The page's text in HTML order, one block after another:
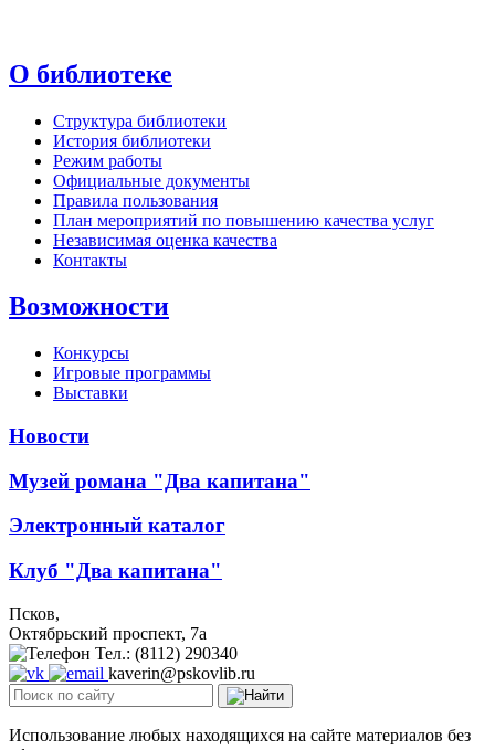
О библиотеке
Структура библиотеки
История библиотеки
Режим работы
Официальные документы
Правила пользования
План мероприятий по повышению качества услуг
Независимая оценка качества
Контакты
Возможности
Конкурсы
Игровые программы
Выставки
Новости
Музей романа "Два капитана"
Электронный каталог
Клуб "Два капитана"
Псков,
Октябрьский проспект, 7a
Тел.: (8112) 290340
kaverin@pskovlib.ru
Использование любых находящихся на сайте материалов без